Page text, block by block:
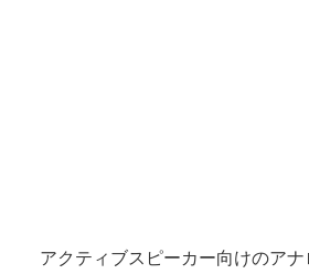
アクティブスピーカー向けのアナ